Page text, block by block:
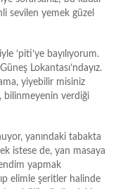
sevilen yemek güzel
‘piti’ye bayılıyorum.
Lokantası’ndayız.
yiyebilir misiniz
bilinmeyenin verdiği
yanındaki tabakta
istese de, yan masaya
yapmak
elimle şeritler halinde